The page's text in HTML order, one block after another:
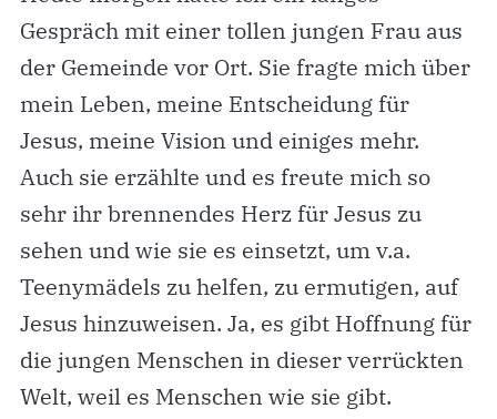
Gespräch mit einer tollen jungen Frau aus
der Gemeinde vor Ort. Sie fragte mich über
mein Leben, meine Entscheidung für
Jesus, meine Vision und einiges mehr.
Auch sie erzählte und es freute mich so
sehr ihr brennendes Herz für Jesus zu
sehen und wie sie es einsetzt, um v.a.
Teenymädels zu helfen, zu ermutigen, auf
Jesus hinzuweisen. Ja, es gibt Hoffnung für
die jungen Menschen in dieser verrückten
Welt, weil es Menschen wie sie gibt.